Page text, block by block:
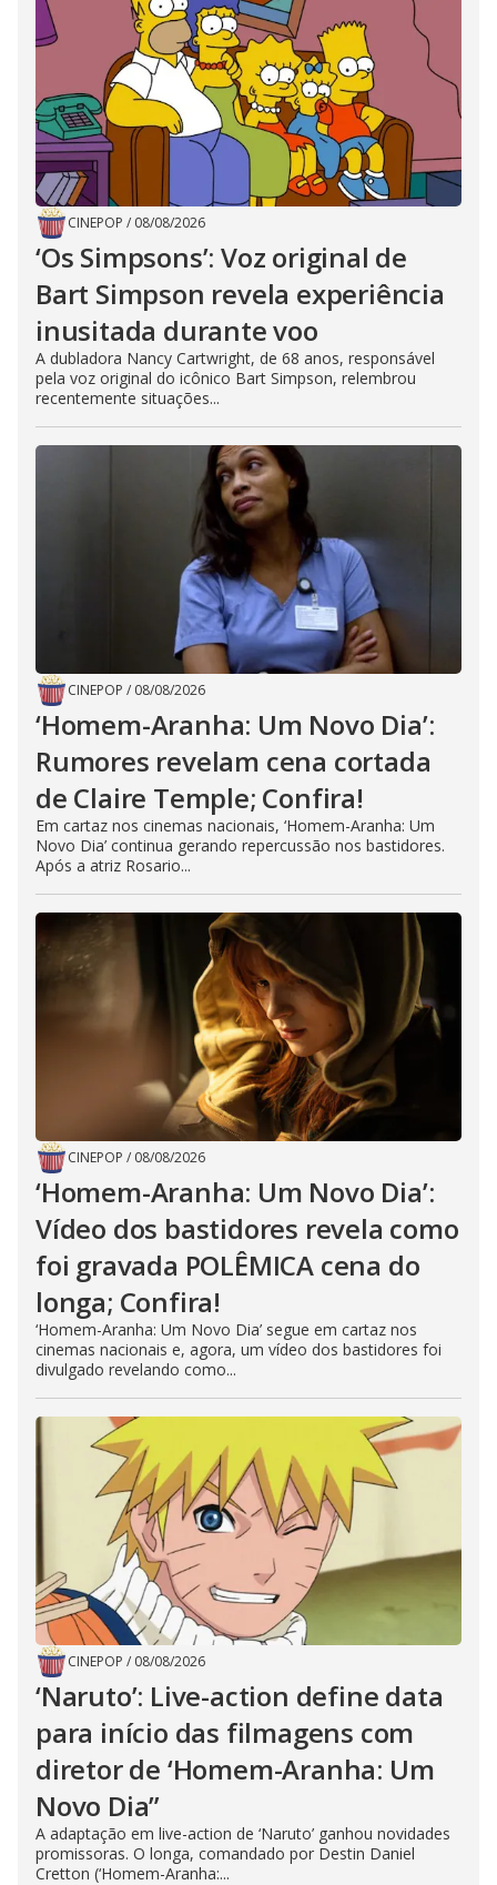
CINEPOP / 08/08/2026
‘Os Simpsons’: Voz original de
Bart Simpson revela experiência
inusitada durante voo
A dubladora Nancy Cartwright, de 68 anos, responsável
pela voz original do icônico Bart Simpson, relembrou
recentemente situações...
CINEPOP / 08/08/2026
‘Homem-Aranha: Um Novo Dia’:
Rumores revelam cena cortada
de Claire Temple; Confira!
Em cartaz nos cinemas nacionais, ‘Homem-Aranha: Um
Novo Dia’ continua gerando repercussão nos bastidores.
Após a atriz Rosario...
CINEPOP / 08/08/2026
‘Homem-Aranha: Um Novo Dia’:
Vídeo dos bastidores revela como
foi gravada POLÊMICA cena do
longa; Confira!
‘Homem-Aranha: Um Novo Dia’ segue em cartaz nos
cinemas nacionais e, agora, um vídeo dos bastidores foi
divulgado revelando como...
CINEPOP / 08/08/2026
‘Naruto’: Live-action define data
para início das filmagens com
diretor de ‘Homem-Aranha: Um
Novo Dia”
A adaptação em live-action de ‘Naruto’ ganhou novidades
promissoras. O longa, comandado por Destin Daniel
Cretton (‘Homem-Aranha:...